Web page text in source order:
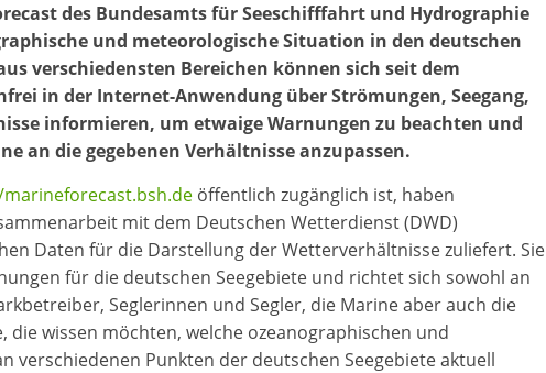
des Bundesamts für Seeschifffahrt und Hydrographie
und meteorologische Situation in den deutschen
verschiedensten Bereichen können sich seit dem
in der Internet-Anwendung über Strömungen, Seegang,
informieren, um etwaige Warnungen zu beachten und
an die gegebenen Verhältnisse anzupassen.
öffentlich zugänglich ist, haben
mit dem Deutschen Wetterdienst (DWD)
Daten für die Darstellung der Wetterverhältnisse zuliefert. Sie
für die deutschen Seegebiete und richtet sich sowohl an
Seglerinnen und Segler, die Marine aber auch die
die wissen möchten, welche ozeanographischen und
verschiedenen Punkten der deutschen Seegebiete aktuell